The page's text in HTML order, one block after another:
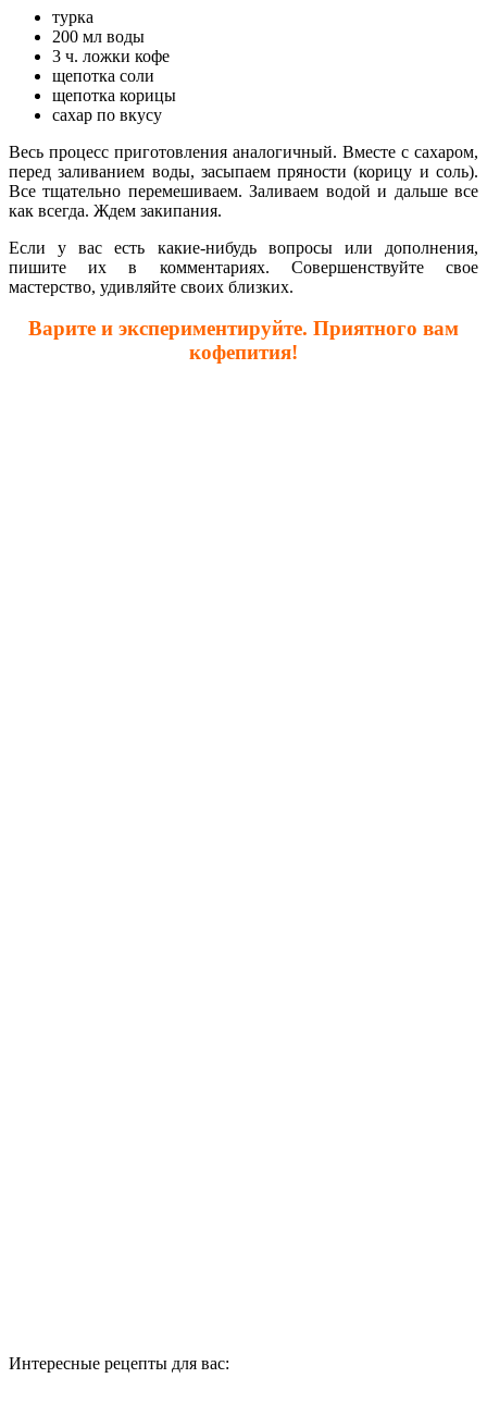
турка
200 мл воды
3 ч. ложки кофе
щепотка соли
щепотка корицы
сахар по вкусу
Весь процесс приготовления аналогичный. Вместе с сахаром,
перед заливанием воды, засыпаем пряности (корицу и соль).
Все тщательно перемешиваем. Заливаем водой и дальше все
как всегда. Ждем закипания.
Если у вас есть какие-нибудь вопросы или дополнения,
пишите их в комментариях. Совершенствуйте свое
мастерство, удивляйте своих близких.
Варите и экспериментируйте. Приятного вам
кофепития!
Интересные рецепты для вас: